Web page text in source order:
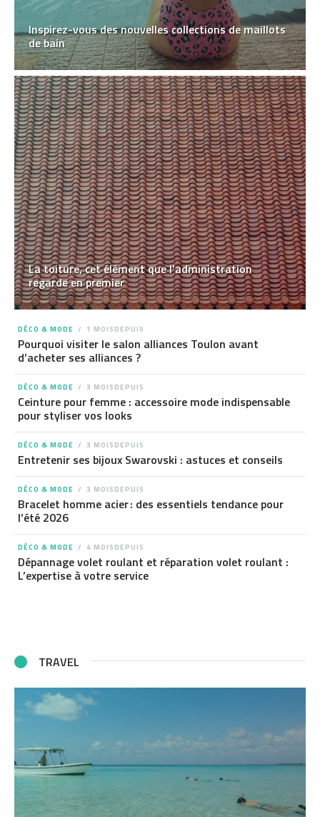
Inspirez-vous des nouvelles collections de maillots
de bain
La toiture, cet élément que l’administration
regarde en premier
DÉCO & MODE 1 MOISDEPUIS
Pourquoi visiter le salon alliances Toulon avant
d’acheter ses alliances ?
DÉCO & MODE 3 MOISDEPUIS
Ceinture pour femme : accessoire mode indispensable
pour styliser vos looks
DÉCO & MODE 3 MOISDEPUIS
Entretenir ses bijoux Swarovski : astuces et conseils
DÉCO & MODE 3 MOISDEPUIS
Bracelet homme acier : des essentiels tendance pour
l’été 2026
DÉCO & MODE 4 MOISDEPUIS
Dépannage volet roulant et réparation volet roulant :
L’expertise à votre service
TRAVEL